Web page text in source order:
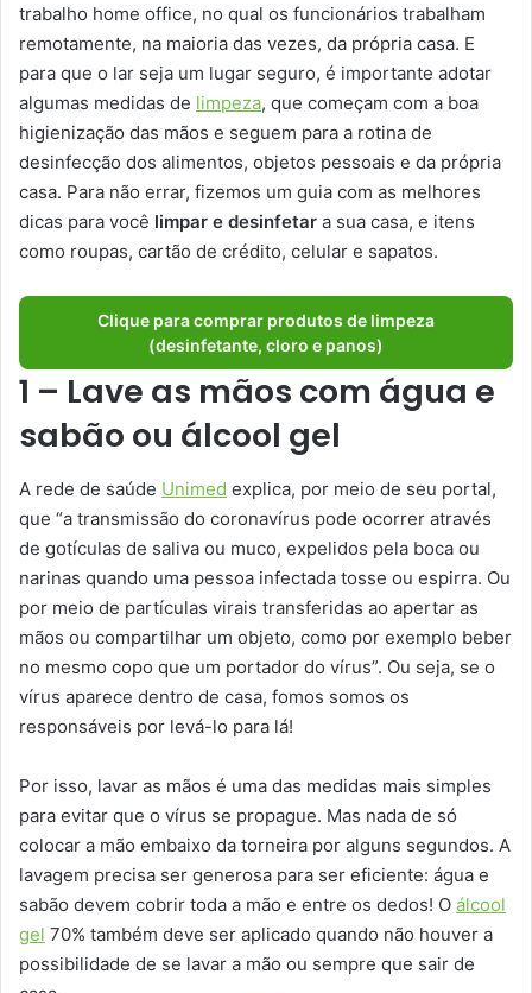
trabalho home office, no qual os funcionários trabalham
remotamente, na maioria das vezes, da própria casa. E
para que o lar seja um lugar seguro, é importante adotar
algumas medidas de limpeza, que começam com a boa
higienização das mãos e seguem para a rotina de
desinfecção dos alimentos, objetos pessoais e da própria
casa. Para não errar, fizemos um guia com as melhores
dicas para você limpar e desinfetar a sua casa, e itens
como roupas, cartão de crédito, celular e sapatos.
Clique para comprar produtos de limpeza
(desinfetante, cloro e panos)
1 – Lave as mãos com água e
sabão ou álcool gel
A rede de saúde Unimed explica, por meio de seu portal,
que “a transmissão do coronavírus pode ocorrer através
de gotículas de saliva ou muco, expelidos pela boca ou
narinas quando uma pessoa infectada tosse ou espirra. Ou
por meio de partículas virais transferidas ao apertar as
mãos ou compartilhar um objeto, como por exemplo beber
no mesmo copo que um portador do vírus”. Ou seja, se o
vírus aparece dentro de casa, fomos somos os
responsáveis por levá-lo para lá!
Por isso, lavar as mãos é uma das medidas mais simples
para evitar que o vírus se propague. Mas nada de só
colocar a mão embaixo da torneira por alguns segundos. A
lavagem precisa ser generosa para ser eficiente: água e
sabão devem cobrir toda a mão e entre os dedos! O álcool
gel 70% também deve ser aplicado quando não houver a
possibilidade de se lavar a mão ou sempre que sair de